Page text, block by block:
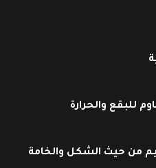
للبقع والحرارة
من حيث الشكل والخامة